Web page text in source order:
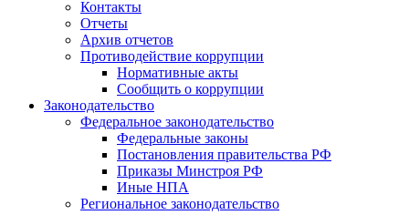
Контакты
Отчеты
Архив отчетов
Противодействие коррупции
Нормативные акты
Сообщить о коррупции
Законодательство
Федеральное законодательство
Федеральные законы
Постановления правительства РФ
Приказы Минстроя РФ
Иные НПА
Региональное законодательство